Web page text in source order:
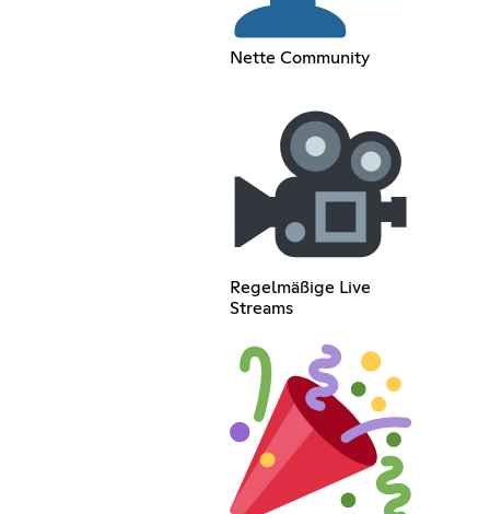
Nette Community
Regelmäßige Live
Streams